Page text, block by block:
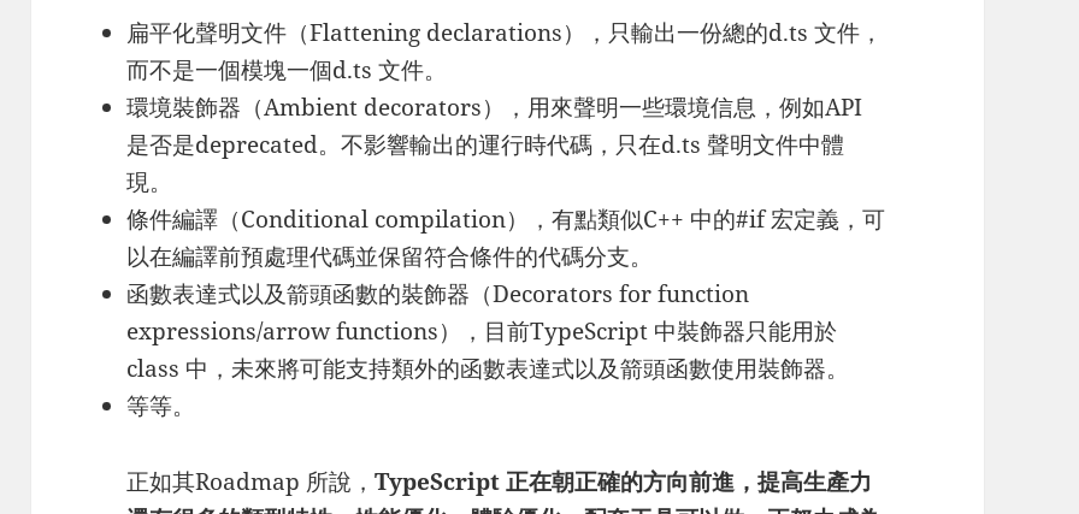
扁平化聲明文件（Flattening declarations），只輸出一份總的d.ts 文件，
而不是一個模塊一個d.ts 文件。
環境裝飾器（Ambient decorators），用來聲明一些環境信息，例如API
是否是deprecated。不影響輸出的運行時代碼，只在d.ts 聲明文件中體
現。
條件編譯（Conditional compilation），有點類似C++ 中的#if 宏定義，可
以在編譯前預處理代碼並保留符合條件的代碼分支。
函數表達式以及箭頭函數的裝飾器（Decorators for function
expressions/arrow functions），目前TypeScript 中裝飾器只能用於
class 中，未來將可能支持類外的函數表達式以及箭頭函數使用裝飾器。
等等。
正如其Roadmap 所說，TypeScript 正在朝正確的方向前進，提高生產力